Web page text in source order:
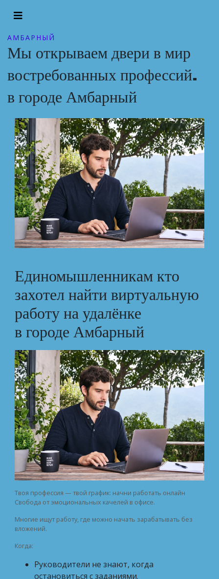
АМБАРНЫЙ
Мы открываем двери в мир
востребованных профессий.
в городе Амбарный
Единомышленникам кто
захотел найти виртуальную
работу на удалёнке
в городе Амбарный
Твоя профессия — твой график: начни работать онлайн
Свобода от эмоциональных качелей в офисе.
Многие ищут работу, где можно начать зарабатывать без
вложений.
Когда:
Руководители не знают, когда
остановиться с заданиями.